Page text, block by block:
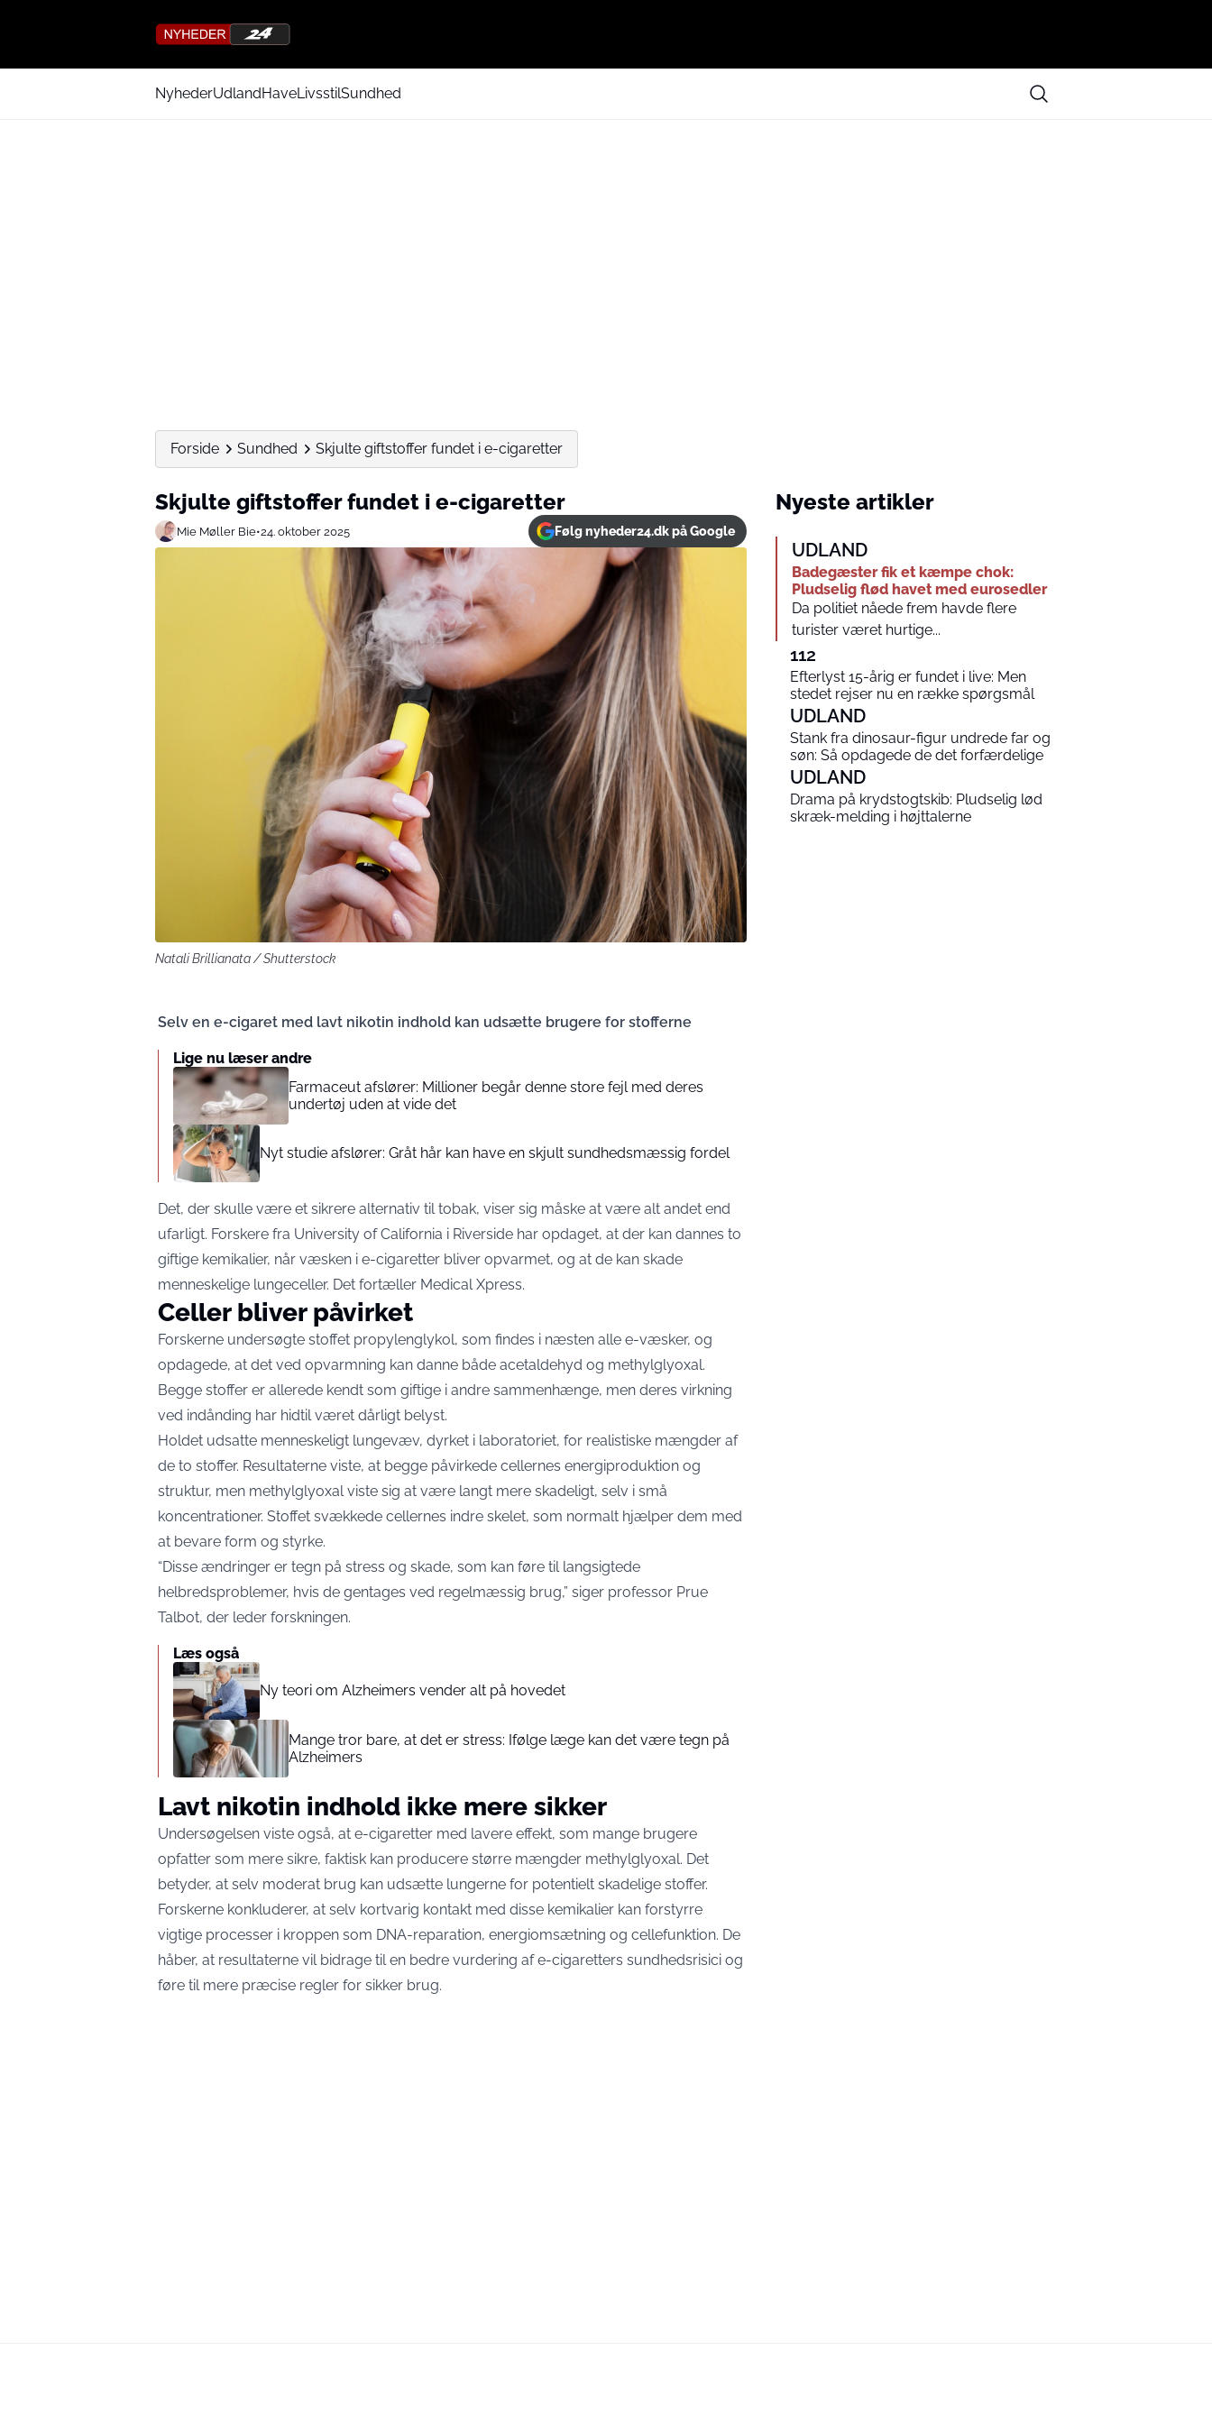
NyhederUdlandHaveLivsstilSundhed
Forside Sundhed Skjulte giftstoffer fundet i e-cigaretter
Skjulte giftstoffer fundet i e-cigaretter
Mie Møller Bie•24. oktober 2025 Følg nyheder24.dk på Google
Natali Brillianata / Shutterstock
Selv en e-cigaret med lavt nikotin indhold kan udsætte brugere for stofferne
Lige nu læser andre
Farmaceut afslører: Millioner begår denne store fejl med deres
undertøj uden at vide det
Nyt studie afslører: Gråt hår kan have en skjult sundhedsmæssig fordel
Det, der skulle være et sikrere alternativ til tobak, viser sig måske at være alt andet end
ufarligt. Forskere fra University of California i Riverside har opdaget, at der kan dannes to
giftige kemikalier, når væsken i e-cigaretter bliver opvarmet, og at de kan skade
menneskelige lungeceller. Det fortæller Medical Xpress.
Celler bliver påvirket
Forskerne undersøgte stoffet propylenglykol, som findes i næsten alle e-væsker, og
opdagede, at det ved opvarmning kan danne både acetaldehyd og methylglyoxal.
Begge stoffer er allerede kendt som giftige i andre sammenhænge, men deres virkning
ved indånding har hidtil været dårligt belyst.
Holdet udsatte menneskeligt lungevæv, dyrket i laboratoriet, for realistiske mængder af
de to stoffer. Resultaterne viste, at begge påvirkede cellernes energiproduktion og
struktur, men methylglyoxal viste sig at være langt mere skadeligt, selv i små
koncentrationer. Stoffet svækkede cellernes indre skelet, som normalt hjælper dem med
at bevare form og styrke.
“Disse ændringer er tegn på stress og skade, som kan føre til langsigtede
helbredsproblemer, hvis de gentages ved regelmæssig brug,” siger professor Prue
Talbot, der leder forskningen.
Læs også
Ny teori om Alzheimers vender alt på hovedet
Mange tror bare, at det er stress: Ifølge læge kan det være tegn på
Alzheimers
Lavt nikotin indhold ikke mere sikker
Undersøgelsen viste også, at e-cigaretter med lavere effekt, som mange brugere
opfatter som mere sikre, faktisk kan producere større mængder methylglyoxal. Det
betyder, at selv moderat brug kan udsætte lungerne for potentielt skadelige stoffer.
Forskerne konkluderer, at selv kortvarig kontakt med disse kemikalier kan forstyrre
vigtige processer i kroppen som DNA-reparation, energiomsætning og cellefunktion. De
håber, at resultaterne vil bidrage til en bedre vurdering af e-cigaretters sundhedsrisici og
føre til mere præcise regler for sikker brug.
Nyeste artikler
UDLAND
Badegæster fik et kæmpe chok:
Pludselig flød havet med eurosedler
Da politiet nåede frem havde flere
turister været hurtige...
112
Efterlyst 15-årig er fundet i live: Men
stedet rejser nu en række spørgsmål
UDLAND
Stank fra dinosaur-figur undrede far og
søn: Så opdagede de det forfærdelige
UDLAND
Drama på krydstogtskib: Pludselig lød
skræk-melding i højttalerne